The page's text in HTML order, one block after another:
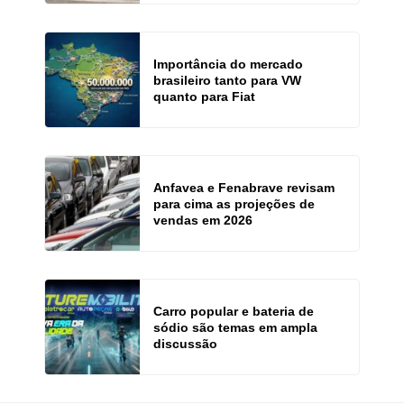
Importância do mercado
brasileiro tanto para VW
quanto para Fiat
Anfavea e Fenabrave revisam
para cima as projeções de
vendas em 2026
Carro popular e bateria de
sódio são temas em ampla
discussão